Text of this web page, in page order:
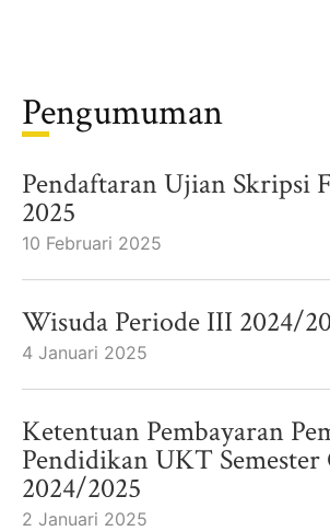
Pengumuman
Pendaftaran Ujian Skripsi
2025
10 Februari 2025
Wisuda Periode III 2024/
4 Januari 2025
Ketentuan Pembayaran
Pendidikan UKT Semester
2024/2025
2 Januari 2025